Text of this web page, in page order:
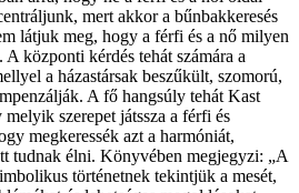
mert akkor a bűnbakkeresés
látjuk meg, hogy a férfi és a nő milyen
központi kérdés tehát számára a
a házastársak beszűkült, szomorú,
A fő hangsúly tehát Kast
szerepet játssza a férfi és
megkeressék azt a harmóniát,
tudnak élni. Könyvében megjegyzi: „A
történetnek tekintjük a mesét,